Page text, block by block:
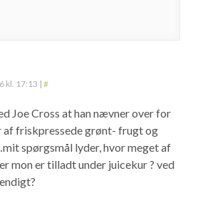
kl. 17:13 | #
Joe Cross at han nævner over for
af friskpressede grønt- frugt og
spørgsmål lyder, hvor meget af
mon er tilladt under juicekur ? ved